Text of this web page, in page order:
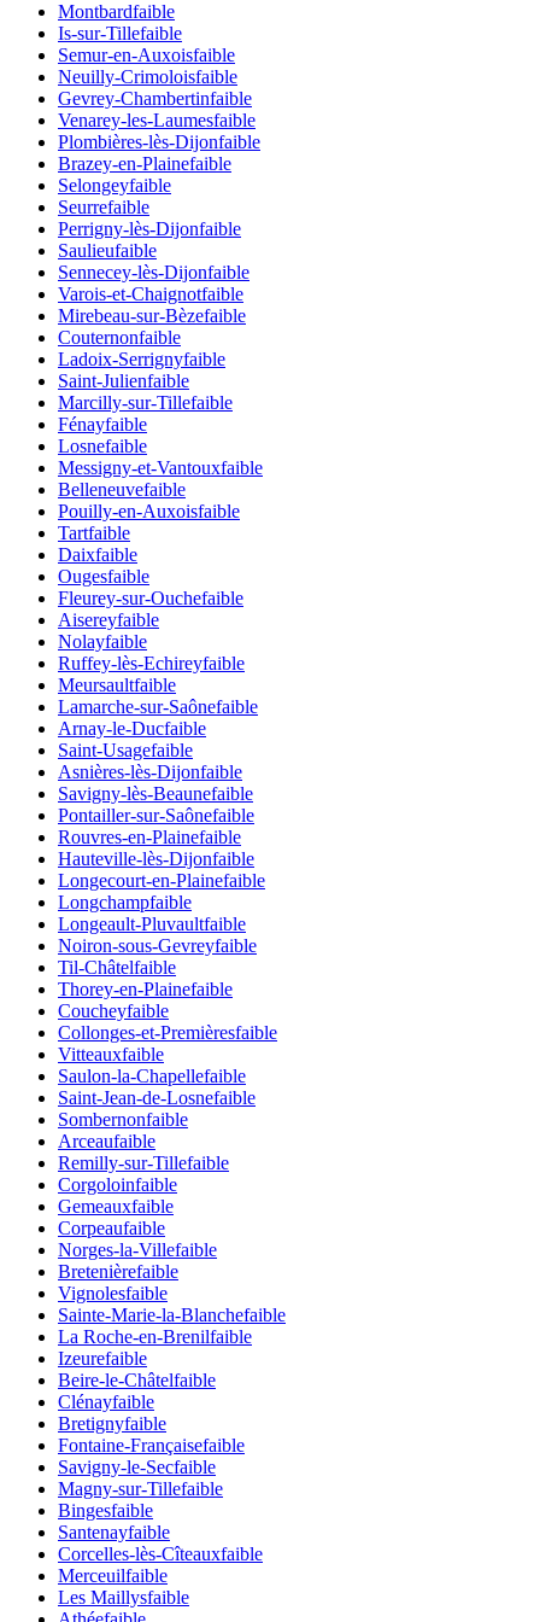
Montbardfaible
Is-sur-Tillefaible
Semur-en-Auxoisfaible
Neuilly-Crimoloisfaible
Gevrey-Chambertinfaible
Venarey-les-Laumesfaible
Plombières-lès-Dijonfaible
Brazey-en-Plainefaible
Selongeyfaible
Seurrefaible
Perrigny-lès-Dijonfaible
Saulieufaible
Sennecey-lès-Dijonfaible
Varois-et-Chaignotfaible
Mirebeau-sur-Bèzefaible
Couternonfaible
Ladoix-Serrignyfaible
Saint-Julienfaible
Marcilly-sur-Tillefaible
Fénayfaible
Losnefaible
Messigny-et-Vantouxfaible
Belleneuvefaible
Pouilly-en-Auxoisfaible
Tartfaible
Daixfaible
Ougesfaible
Fleurey-sur-Ouchefaible
Aisereyfaible
Nolayfaible
Ruffey-lès-Echireyfaible
Meursaultfaible
Lamarche-sur-Saônefaible
Arnay-le-Ducfaible
Saint-Usagefaible
Asnières-lès-Dijonfaible
Savigny-lès-Beaunefaible
Pontailler-sur-Saônefaible
Rouvres-en-Plainefaible
Hauteville-lès-Dijonfaible
Longecourt-en-Plainefaible
Longchampfaible
Longeault-Pluvaultfaible
Noiron-sous-Gevreyfaible
Til-Châtelfaible
Thorey-en-Plainefaible
Coucheyfaible
Collonges-et-Premièresfaible
Vitteauxfaible
Saulon-la-Chapellefaible
Saint-Jean-de-Losnefaible
Sombernonfaible
Arceaufaible
Remilly-sur-Tillefaible
Corgoloinfaible
Gemeauxfaible
Corpeaufaible
Norges-la-Villefaible
Bretenièrefaible
Vignolesfaible
Sainte-Marie-la-Blanchefaible
La Roche-en-Brenilfaible
Izeurefaible
Beire-le-Châtelfaible
Clénayfaible
Bretignyfaible
Fontaine-Françaisefaible
Savigny-le-Secfaible
Magny-sur-Tillefaible
Bingesfaible
Santenayfaible
Corcelles-lès-Cîteauxfaible
Merceuilfaible
Les Maillysfaible